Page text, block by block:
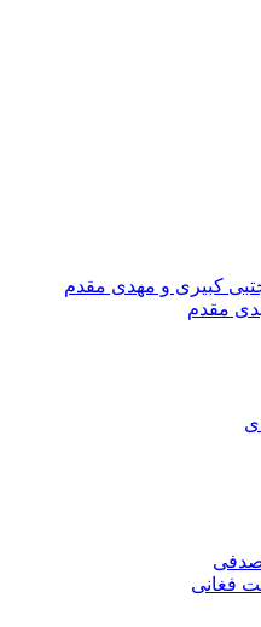
کبیری و مهدى مقدم
مقدم
صدفی
فغانی